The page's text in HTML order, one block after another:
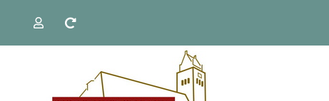
inhoud